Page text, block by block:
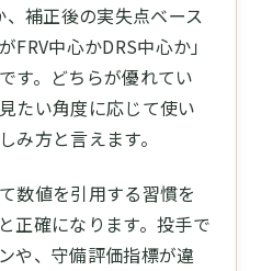
補正後の実失点ベース
中心かDRS中心か」
す。どちらが優れてい
たい角度に応じて使い
み方と言えます。
数値を引用する習慣を
正確になります。投手で
や、守備評価指標が違